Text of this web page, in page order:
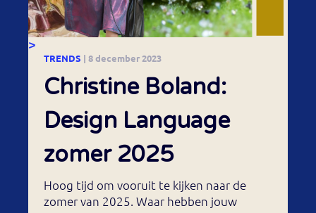
>
TRENDS | 8 december 2023
Christine Boland:
Design Language
zomer 2025
Hoog tijd om vooruit te kijken naar de
zomer van 2025. Waar hebben jouw